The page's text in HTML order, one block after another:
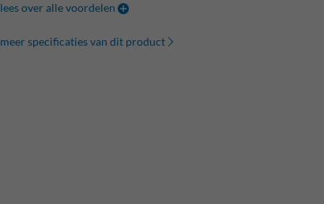
lees over alle voordelen
meer specificaties van dit product